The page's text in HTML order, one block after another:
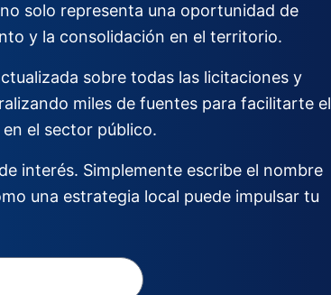
solo representa una oportunidad de
y la consolidación en el territorio.
sobre todas las licitaciones y
miles de fuentes para facilitarte el
el sector público.
interés. Simplemente escribe el nombre
una estrategia local puede impulsar tu